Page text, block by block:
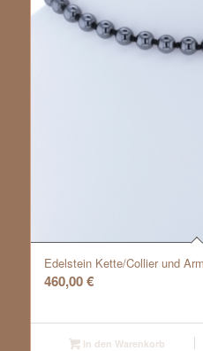
Edelstein Kette/Collier und
460,00€
In den Warenkorb